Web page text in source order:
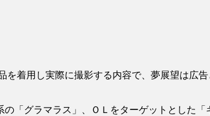
着用し実際に撮影する内容で、夢展望は広
「グラマラス」、ＯＬをターゲットとした「